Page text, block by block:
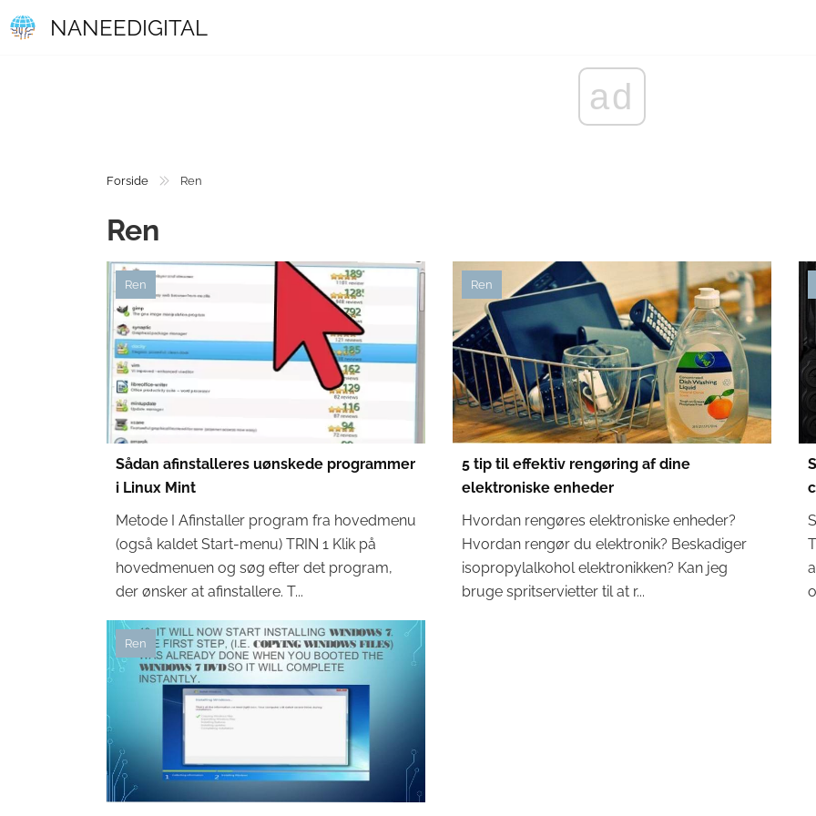
NANEEDIGITAL
ad
Forside Ren
Ren
Ren
Sådan afinstalleres uønskede programmer
i Linux Mint
Metode I Afinstaller program fra hovedmenu
(også kaldet Start-menu) TRIN 1 Klik på
hovedmenuen og søg efter det program,
der ønsker at afinstallere. T...
Ren
5 tip til effektiv rengøring af dine
elektroniske enheder
Hvordan rengøres elektroniske enheder?
Hvordan rengør du elektronik? Beskadiger
isopropylalkohol elektronikken? Kan jeg
bruge spritservietter til at r...
Ren